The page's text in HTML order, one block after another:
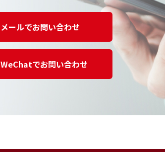
メールでお問い合わせ
WeChatでお問い合わせ